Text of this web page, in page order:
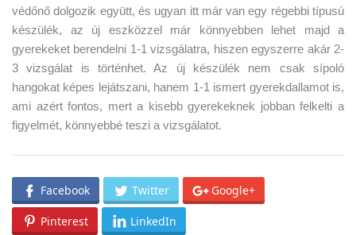
védőnő dolgozik együtt, és ugyan itt már van egy régebbi típusú
készülék, az új eszközzel már könnyebben lehet majd a
gyerekeket berendelni 1-1 vizsgálatra, hiszen egyszerre akár 2-
3 vizsgálat is történhet. Az új készülék nem csak sípoló
hangokat képes lejátszani, hanem 1-1 ismert gyerekdallamot is,
ami azért fontos, mert a kisebb gyerekeknek jobban felkelti a
figyelmét, könnyebbé teszi a vizsgálatot.
Facebook Twitter Google+
Pinterest LinkedIn